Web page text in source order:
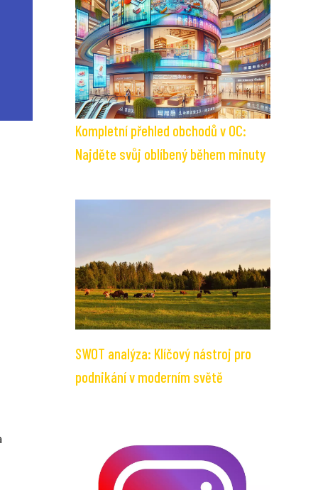
Kompletní přehled obchodů v OC:
Najděte svůj oblíbený během minuty
SWOT analýza: Klíčový nástroj pro
podnikání v moderním světě